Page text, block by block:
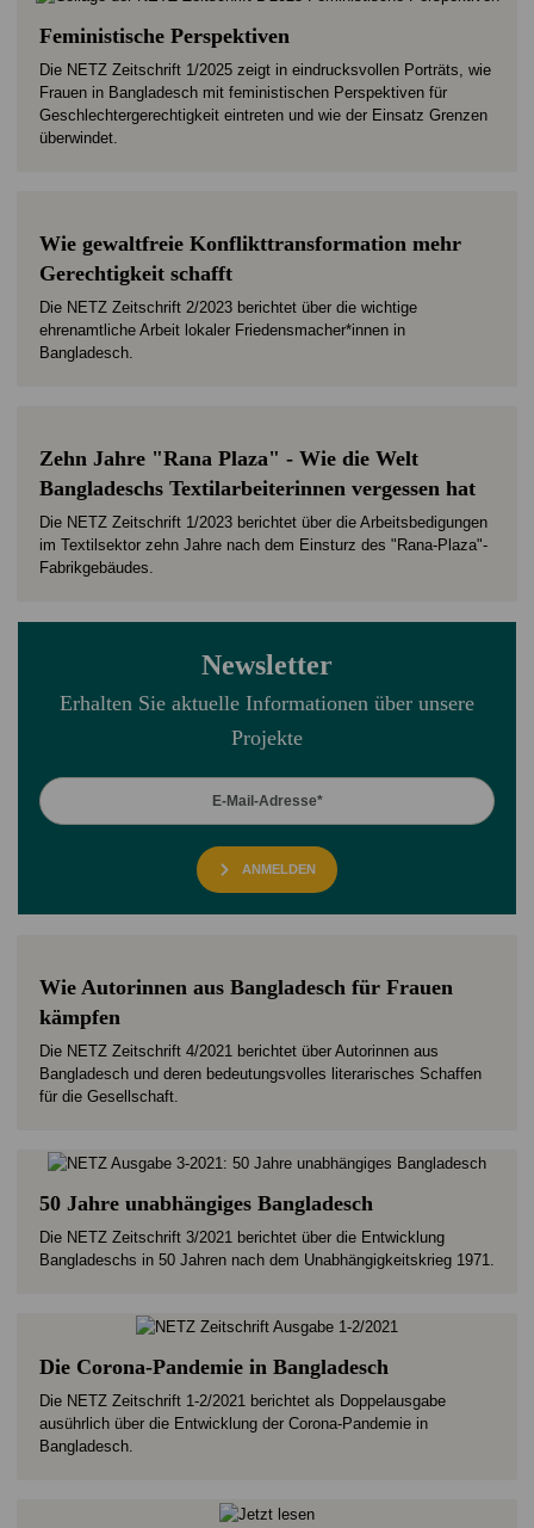
Feministische Perspektiven
Die NETZ Zeitschrift 1/2025 zeigt in eindrucksvollen Porträts, wie
Frauen in Bangladesch mit feministischen Perspektiven für
Geschlechtergerechtigkeit eintreten und wie der Einsatz Grenzen
überwindet.
Wie gewaltfreie Konflikttransformation mehr
Gerechtigkeit schafft
Die NETZ Zeitschrift 2/2023 berichtet über die wichtige
ehrenamtliche Arbeit lokaler Friedensmacher*innen in
Bangladesch.
Zehn Jahre "Rana Plaza" - Wie die Welt
Bangladeschs Textilarbeiterinnen vergessen hat
Die NETZ Zeitschrift 1/2023 berichtet über die Arbeitsbedigungen
im Textilsektor zehn Jahre nach dem Einsturz des "Rana-Plaza"-
Fabrikgebäudes.
Newsletter
Erhalten Sie aktuelle Informationen über unsere
Projekte
ANMELDEN
Wie Autorinnen aus Bangladesch für Frauen
kämpfen
Die NETZ Zeitschrift 4/2021 berichtet über Autorinnen aus
Bangladesch und deren bedeutungsvolles literarisches Schaffen
für die Gesellschaft.
50 Jahre unabhängiges Bangladesch
Die NETZ Zeitschrift 3/2021 berichtet über die Entwicklung
Bangladeschs in 50 Jahren nach dem Unabhängigkeitskrieg 1971.
Die Corona-Pandemie in Bangladesch
Die NETZ Zeitschrift 1-2/2021 berichtet als Doppelausgabe
ausührlich über die Entwicklung der Corona-Pandemie in
Bangladesch.